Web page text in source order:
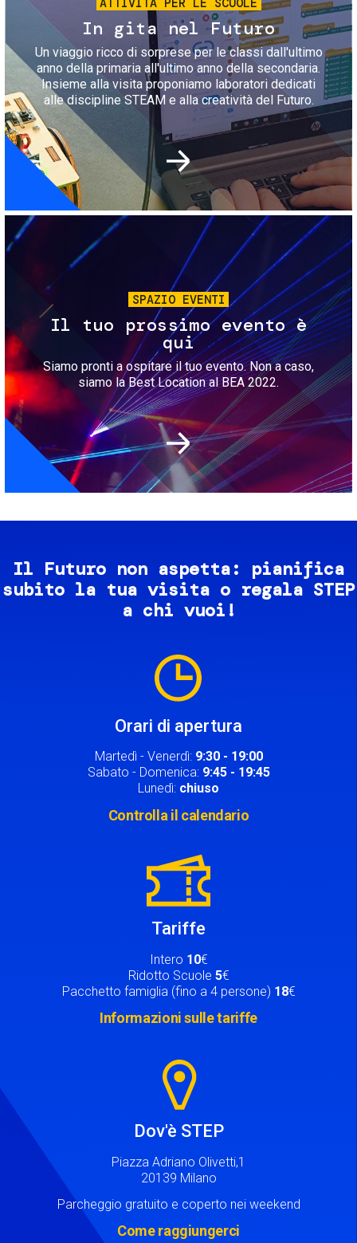
In gita nel Futuro
Un viaggio ricco di sorprese per le classi dall'ultimo
anno della primaria all'ultimo anno della secondaria.
Insieme alla visita proponiamo laboratori dedicati
alle discipline STEAM e alla creatività del Futuro.
Immagine
SPAZIO EVENTI
Il tuo prossimo evento è
qui
Siamo pronti a ospitare il tuo evento. Non a caso,
siamo la Best Location al BEA 2022.
Il Futuro non aspetta: pianifica
subito la tua visita o regala STEP
a chi vuoi!
Orari di apertura
Martedì - Venerdì: 9:30 - 19:00
Sabato - Domenica: 9:45 - 19:45
Lunedì: chiuso
Controlla il calendario
Tariffe
Intero 10€
Ridotto Scuole 5€
Pacchetto famiglia (fino a 4 persone) 18€
Informazioni sulle tariffe
Dov'è STEP
Piazza Adriano Olivetti,1
20139 Milano
Parcheggio gratuito e coperto nei weekend
Come raggiungerci